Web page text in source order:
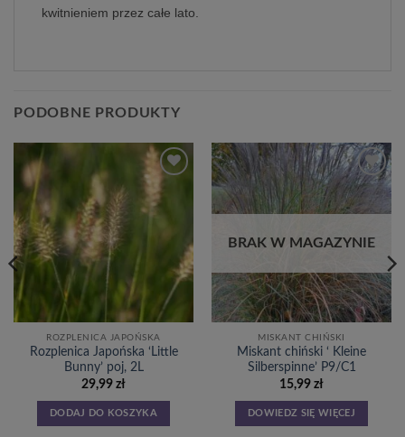
kwitnieniem przez całe lato.
PODOBNE PRODUKTY
ROZPLENICA JAPOŃSKA
Rozplenica Japońska ‘Little
Bunny’ poj, 2L
29,99 zł
DODAJ DO KOSZYKA
Dodaj
listy
BRAK W MAGAZYNIE
MISKANT CHIŃSKI
Miskant chiński ‘ Kleine
Silberspinne’ P9/C1
15,99 zł
DOWIEDZ SIĘ WIĘCEJ